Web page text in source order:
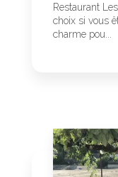
Restaurant
choix si vous
charme pou...